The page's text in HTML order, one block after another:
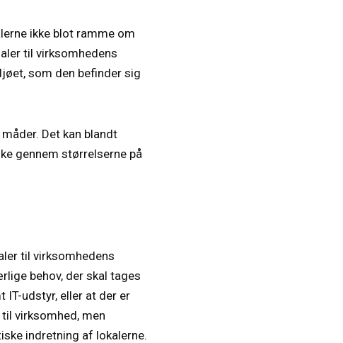
ikke blot ramme om
til virksomhedens
som den befinder sig
Det kan blandt
gennem størrelserne på
til virksomhedens
behov, der skal tages
IT-udstyr, eller at der er
virksomhed, men
indretning af lokalerne.